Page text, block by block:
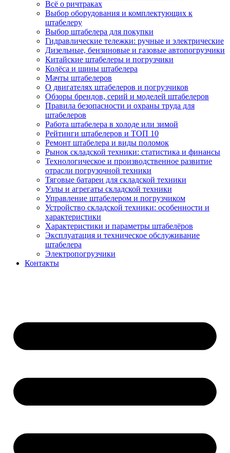
Всё о ричтраках
Выбор оборудования и комплектующих к
штабелеру
Выбор штабелера для покупки
Гидравлические тележки: ручные и электрические
Дизельные, бензиновые и газовые автопогрузчики
Китайские штабелеры и погрузчики
Колёса и шины штабелера
Мачты штабелеров
О двигателях штабелеров и погрузчиков
Обзоры брендов, серий и моделей штабелеров
Правила безопасности и охраны труда для
штабелеров
Работа штабелера в холоде или зимой
Рейтинги штабелеров и ТОП 10
Ремонт штабелера и виды поломок
Рынок складской техники: статистика и финансы
Технологическое и производственное развитие
отрасли погрузочной техники
Тяговые батареи для складской техники
Узлы и агрегаты складской техники
Управление штабелером и погрузчиком
Устройство складской техники: особенности и
характеристики
Характеристики и параметры штабелёров
Эксплуатация и техническое обслуживание
штабелера
Электропогрузчики
Контакты